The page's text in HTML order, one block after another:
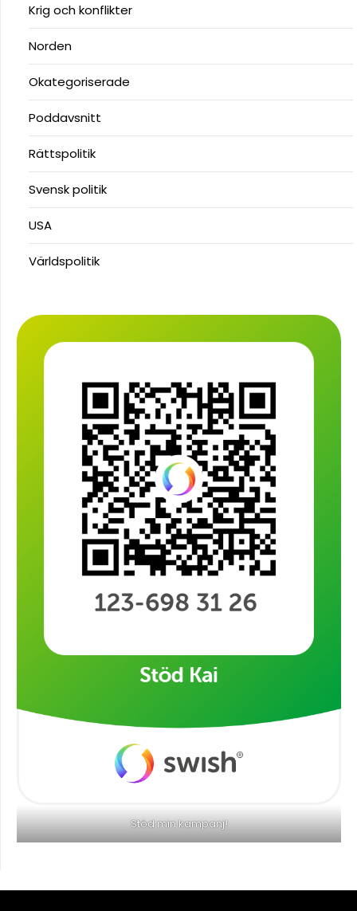
Krig och konflikter
Norden
Okategoriserade
Poddavsnitt
Rättspolitik
Svensk politik
USA
Världspolitik
Stöd min kampanj!